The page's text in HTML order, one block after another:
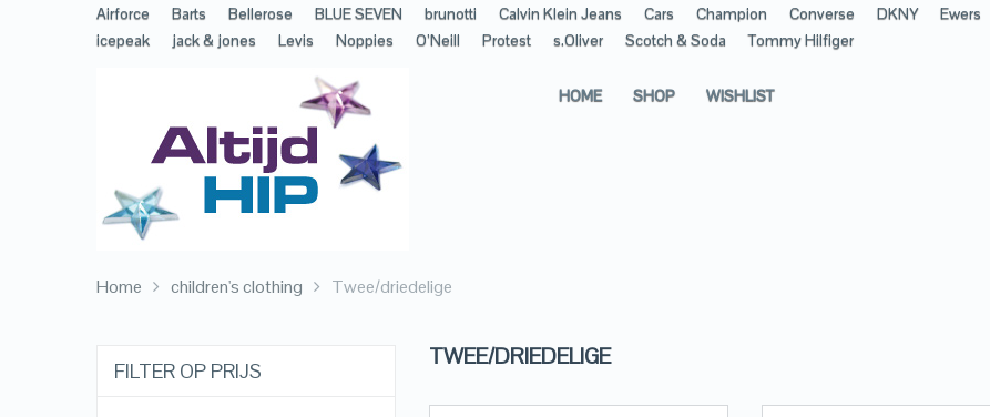
Airforce Barts Bellerose BLUE SEVEN brunotti Calvin Klein Jeans Cars Champion Converse DKNY Ewers
icepeak
jack & jones Levis Noppies O’Neill Protest s.Oliver Scotch & Soda Tommy Hilfiger
HOME SHOP WISHLIST
Home children's clothing Twee/driedelige
TWEE/DRIEDELIGE
FILTER OP PRIJS